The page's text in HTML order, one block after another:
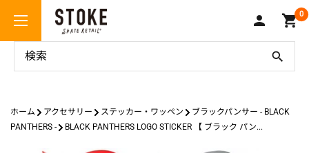
テ
Stoke
Skate
0
ホーム アクセサリー ステッカー・ワッペン
ブラックパンサー - BLACK
PANTHERS -
BLACK PANTHERS LOGO STICKER 【 ブラック パン...